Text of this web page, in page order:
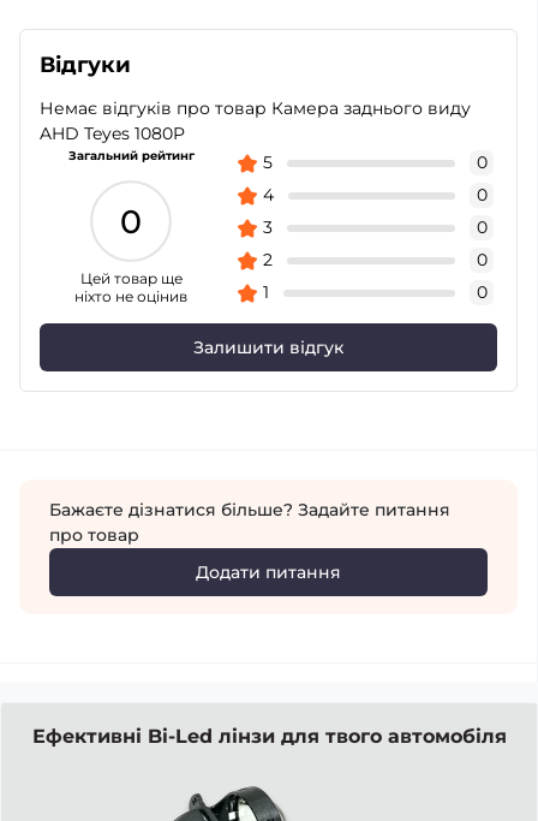
Відгуки
Немає відгуків про товар Камера заднього виду
AHD Teyes 1080P
Загальний рейтинг
0
Цей товар ще
ніхто не оцінив
5
0
4
0
3
0
2
0
1
0
Залишити відгук
Бажаєте дізнатися більше? Задайте питання
про товар
Додати питання
Ефективні Bi-Led лінзи для твого автомобіля